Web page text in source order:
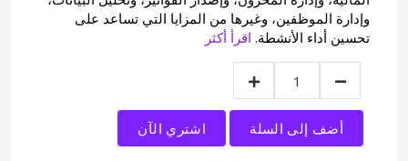
وإدارة الموظفين، وغيرها من المزايا التي تساعد على
تحسين أداء الأنشطة. اقرأ أكثر
أضف إلى السلة اشتري الآن